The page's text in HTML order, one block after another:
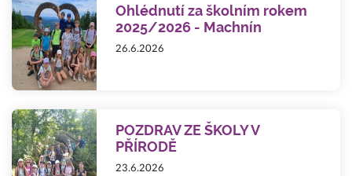
Ohlédnutí za školním rokem
2025/2026 - Machnín
26.6.2026
POZDRAV ZE ŠKOLY V
PŘÍRODĚ
23.6.2026